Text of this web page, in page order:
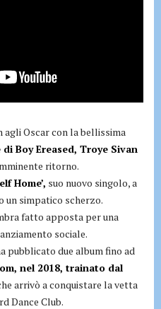
agli Oscar con la bellissima
Boy Ereased, Troye Sivan
ritorno.
Home’, suo nuovo singolo, a
un simpatico scherzo.
fatto apposta per una
sociale.
pubblicato due album fino ad
nel 2018, trainato dal
arrivò a conquistare la vetta
Dance Club.